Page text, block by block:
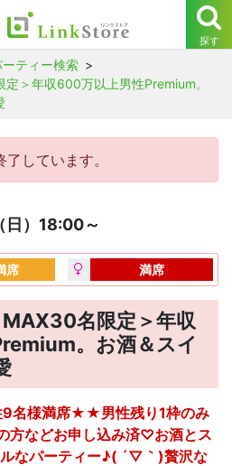
ティー検索
＞年収600万以上男性Premium。
しています。
）18:00～
席 満席
名限定＞年収
。お酒＆スイ
9名様満席★★男性残り1枠のみ
方などお申し込み済♡お酒とス
なパーティー♪( ´▽｀)贅沢な